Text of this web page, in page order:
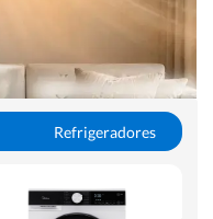
Refrigeradores
Otros